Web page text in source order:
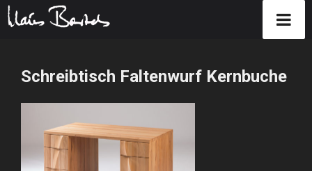
springenSchreibtisch Faltenwurf Kernbuche